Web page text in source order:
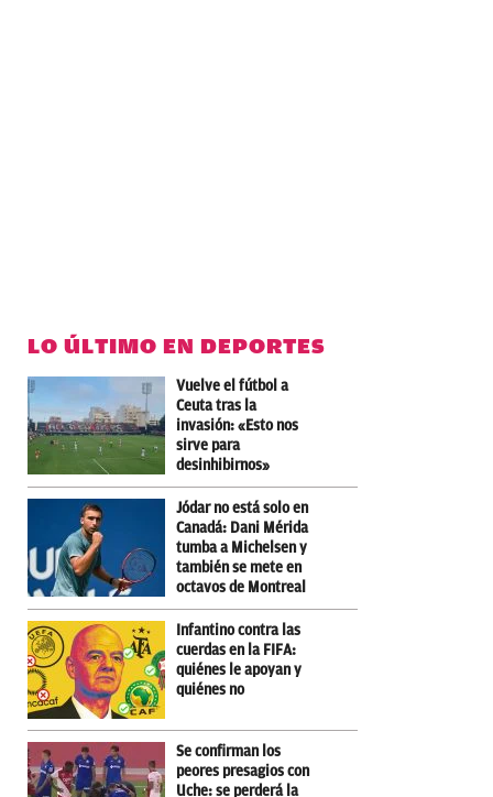
LO ÚLTIMO EN DEPORTES
Vuelve el fútbol a
Ceuta tras la
invasión: «Esto nos
sirve para
desinhibirnos»
Jódar no está solo en
Canadá: Dani Mérida
tumba a Michelsen y
también se mete en
octavos de Montreal
Infantino contra las
cuerdas en la FIFA:
quiénes le apoyan y
quiénes no
Se confirman los
peores presagios con
Uche: se perderá la